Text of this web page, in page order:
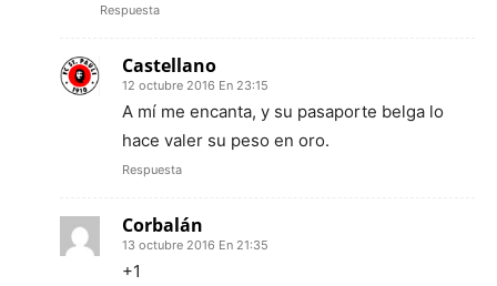
Respuesta
Castellano
12 octubre 2016 En 23:15
A mí me encanta, y su pasaporte belga lo
hace valer su peso en oro.
Respuesta
Corbalán
13 octubre 2016 En 21:35
+1